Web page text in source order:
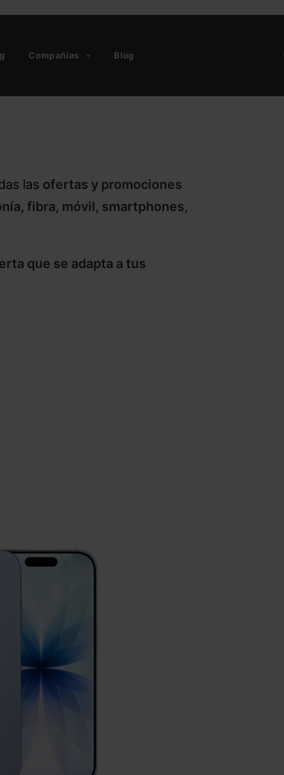
Compañías Blog
las ofertas y promociones
fibra, móvil, smartphones,
que se adapta a tus